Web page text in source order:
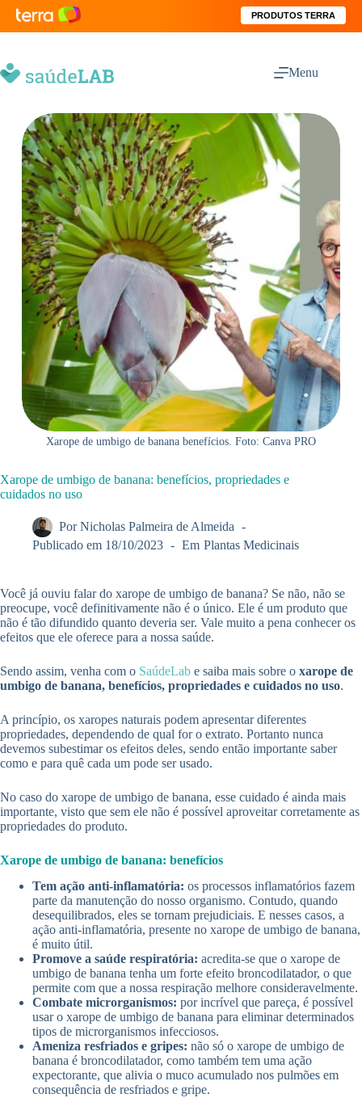
PRODUTOS TERRA
Menu
Xarope de umbigo de banana benefícios. Foto: Canva PRO
Xarope de umbigo de banana: benefícios, propriedades e
cuidados no uso
Por Nicholas Palmeira de Almeida
Publicado em 18/10/2023 Em Plantas Medicinais
Você já ouviu falar do xarope de umbigo de banana? Se não, não se
preocupe, você definitivamente não é o único. Ele é um produto que
não é tão difundido quanto deveria ser. Vale muito a pena conhecer os
efeitos que ele oferece para a nossa saúde.
Sendo assim, venha com o SaúdeLab e saiba mais sobre o xarope de
umbigo de banana, benefícios, propriedades e cuidados no uso.
A princípio, os xaropes naturais podem apresentar diferentes
propriedades, dependendo de qual for o extrato. Portanto nunca
devemos subestimar os efeitos deles, sendo então importante saber
como e para quê cada um pode ser usado.
No caso do xarope de umbigo de banana, esse cuidado é ainda mais
importante, visto que sem ele não é possível aproveitar corretamente as
propriedades do produto.
Xarope de umbigo de banana: benefícios
Tem ação anti-inflamatória: os processos inflamatórios fazem
parte da manutenção do nosso organismo. Contudo, quando
desequilibrados, eles se tornam prejudiciais. E nesses casos, a
ação anti-inflamatória, presente no xarope de umbigo de banana,
é muito útil.
Promove a saúde respiratória: acredita-se que o xarope de
umbigo de banana tenha um forte efeito broncodilatador, o que
permite com que a nossa respiração melhore consideravelmente.
Combate microrganismos: por incrível que pareça, é possível
usar o xarope de umbigo de banana para eliminar determinados
tipos de microrganismos infecciosos.
Ameniza resfriados e gripes: não só o xarope de umbigo de
banana é broncodilatador, como também tem uma ação
expectorante, que alivia o muco acumulado nos pulmões em
consequência de resfriados e gripe.